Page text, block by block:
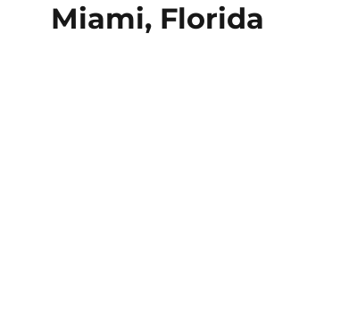
Miami, Florida